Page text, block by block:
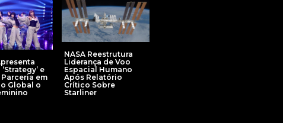
NASA Reestrutura
Liderança de Voo
Espacial Humano
Após Relatório
Crítico Sobre
Starliner
e
em
Global o